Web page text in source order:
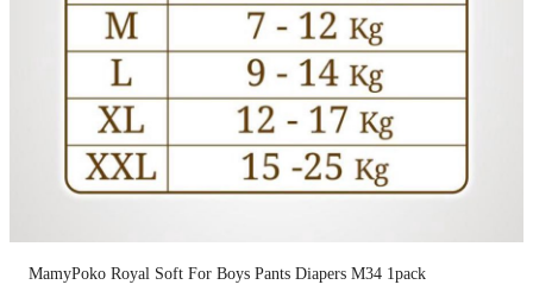
MamyPoko Royal Soft For Boys Pants Diapers M34 1pack